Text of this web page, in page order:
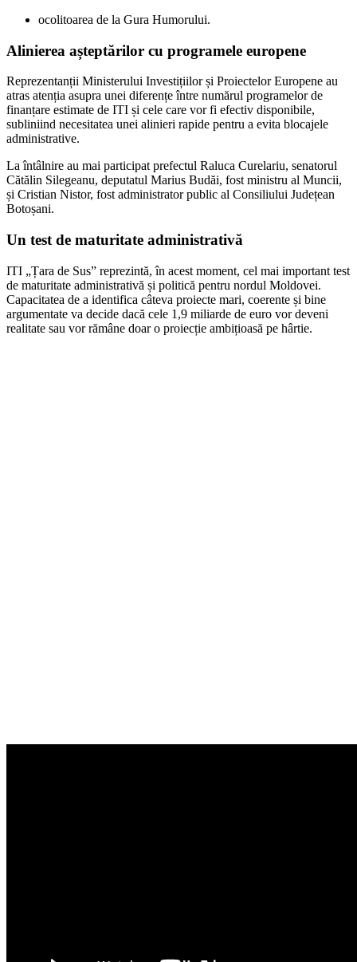
ocolitoarea de la Gura Humorului.
Alinierea așteptărilor cu programele europene
Reprezentanții Ministerului Investițiilor și Proiectelor Europene au
atras atenția asupra unei diferențe între numărul programelor de
finanțare estimate de ITI și cele care vor fi efectiv disponibile,
subliniind necesitatea unei alinieri rapide pentru a evita blocajele
administrative.
La întâlnire au mai participat prefectul Raluca Curelariu, senatorul
Cătălin Silegeanu, deputatul Marius Budăi, fost ministru al Muncii,
și Cristian Nistor, fost administrator public al Consiliului Județean
Botoșani.
Un test de maturitate administrativă
ITI „Țara de Sus” reprezintă, în acest moment, cel mai important test
de maturitate administrativă și politică pentru nordul Moldovei.
Capacitatea de a identifica câteva proiecte mari, coerente și bine
argumentate va decide dacă cele 1,9 miliarde de euro vor deveni
realitate sau vor rămâne doar o proiecție ambițioasă pe hârtie.